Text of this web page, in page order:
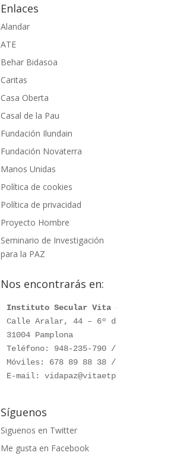
Enlaces
Alandar
ATE
Behar Bidasoa
Caritas
Casa Oberta
Casal de la Pau
Fundación Ilundain
Fundación Novaterra
Manos Unidas
Política de cookies
Política de privacidad
Proyecto Hombre
Seminario de Investigación
para la PAZ
Nos encontrarás en:
Instituto Secular Vita et Pax
Calle Aralar, 44 – 6º dcha.
31004 Pamplona
Teléfono: 948-235-790 / 948-230-787
Móviles: 678 89 88 38 / 660 76 91 28
E-mail: vidapaz@vitaetpax.org
Síguenos
Siguenos en Twitter
Me gusta en Facebook